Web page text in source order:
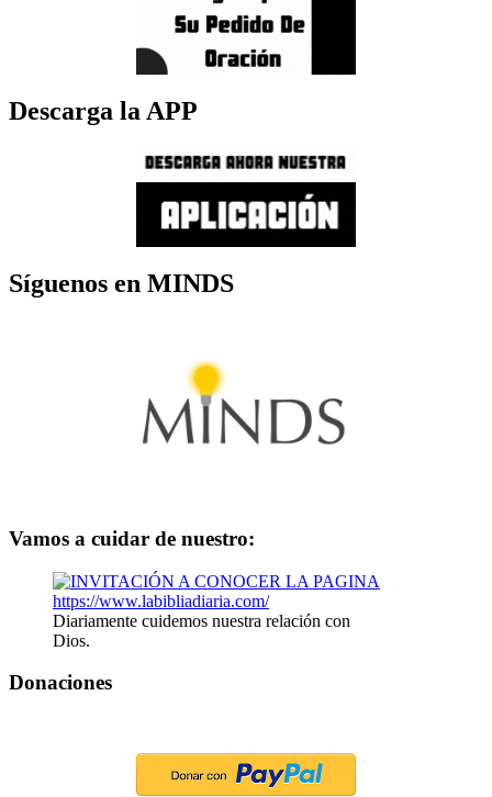
Descarga la APP
Síguenos en MINDS
Vamos a cuidar de nuestro:
Diariamente cuidemos nuestra relación con
Dios.
Donaciones